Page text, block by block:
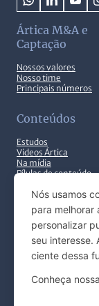
Ártica M&A e
Captação
Nossos valores
Nosso time
Principais números
Conteúdos
Estudos
Videos Ártica
Na mídia
Pílulas de conteúdo
© ARTICA
RESERVADOS.
Configurações de
Nós usamos
para melhorar
personalizar
seu interesse.
ciente dessa
Conheça nossa